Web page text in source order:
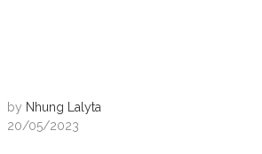
by Nhung Lalyta
20/05/2023